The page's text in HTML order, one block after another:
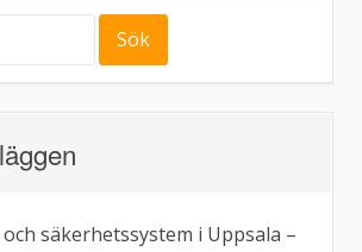
säkerhetssystem i Uppsala –